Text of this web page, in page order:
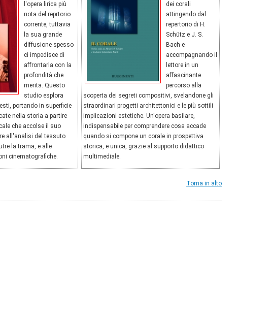
l'opera lirica più
nota del reprtorio
corrente, tuttavia
la sua grande
diffusione spesso
ci impedisce di
affrontarla con la
profondità che
merita. Questo
studio esplora
portando in superficie
nella storia a partire
che accolse il suo
all'analisi del tessuto
la trama, e alle
cinematografiche.
dei corali
attingendo dal
repertorio di H.
Schütz e J. S.
Bach e
accompagnando il
lettore in un
affascinante
percorso alla
scoperta dei segreti compositivi, svelandone gli
straordinari progetti architettonici e le più sottili
implicazioni estetiche. Un'opera basilare,
indispensabile per comprendere cosa accade
quando si compone un corale in prospettiva
storica, e unica, grazie al supporto didattico
multimediale.
Torna in alto